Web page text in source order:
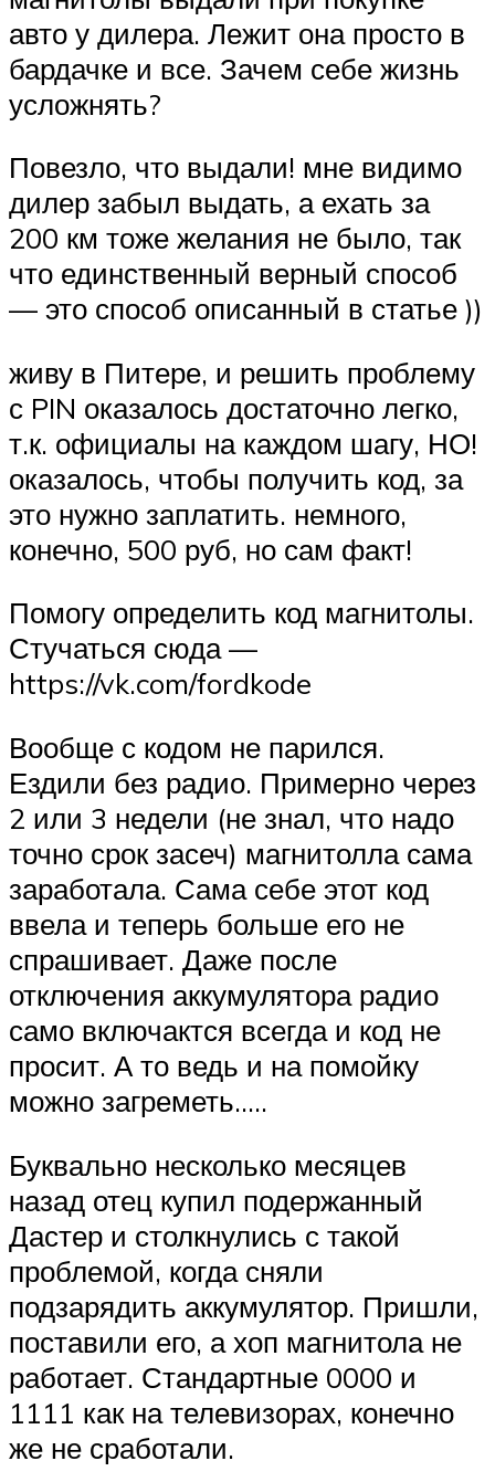
авто у дилера. Лежит она просто в
бардачке и все. Зачем себе жизнь
усложнять?
Повезло, что выдали! мне видимо
дилер забыл выдать, а ехать за
200 км тоже желания не было, так
что единственный верный способ
— это способ описанный в статье ))
живу в Питере, и решить проблему
с PIN оказалось достаточно легко,
т.к. официалы на каждом шагу, НО!
оказалось, чтобы получить код, за
это нужно заплатить. немного,
конечно, 500 руб, но сам факт!
Помогу определить код магнитолы.
Стучаться сюда —
https://vk.com/fordkode
Вообще с кодом не парился.
Ездили без радио. Примерно через
2 или 3 недели (не знал, что надо
точно срок засеч) магнитолла сама
заработала. Сама себе этот код
ввела и теперь больше его не
спрашивает. Даже после
отключения аккумулятора радио
само включактся всегда и код не
просит. А то ведь и на помойку
можно загреметь…..
Буквально несколько месяцев
назад отец купил подержанный
Дастер и столкнулись с такой
проблемой, когда сняли
подзарядить аккумулятор. Пришли,
поставили его, а хоп магнитола не
работает. Стандартные 0000 и
1111 как на телевизорах, конечно
же не сработали.